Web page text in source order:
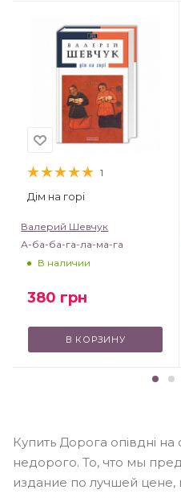
1
Дім на горі
Валерий Шевчук
А-ба-ба-га-ла-ма-га
В наличии
380 грн
В КОРЗИНУ
Купить Дорога опівдні
недорого. То, что мы
издание по лучшей цене,